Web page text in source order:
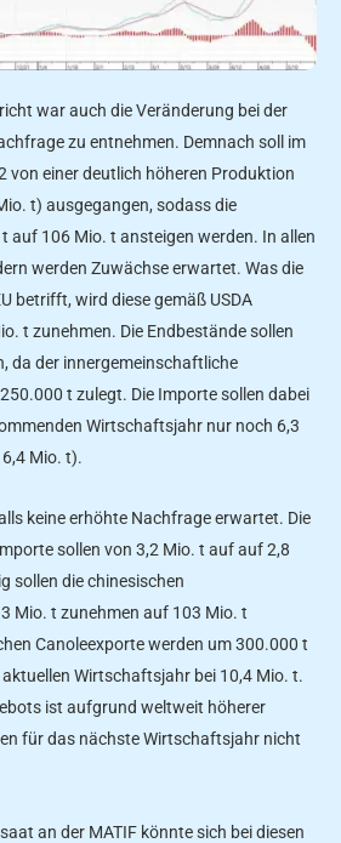
war auch die Veränderung bei der
zu entnehmen. Demnach soll im
einer deutlich höheren Produktion
t) ausgegangen, sodass die
auf 106 Mio. t ansteigen werden. In allen
werden Zuwächse erwartet. Was die
betrifft, wird diese gemäß USDA
t zunehmen. Die Endbestände sollen
da der innergemeinschaftliche
t zulegt. Die Importe sollen dabei
Wirtschaftsjahr nur noch 6,3
Mio. t).
keine erhöhte Nachfrage erwartet. Die
sollen von 3,2 Mio. t auf auf 2,8
sollen die chinesischen
Mio. t zunehmen auf 103 Mio. t
Canoleexporte werden um 300.000 t
Wirtschaftsjahr bei 10,4 Mio. t.
ist aufgrund weltweit höherer
für das nächste Wirtschaftsjahr nicht
an der MATIF könnte sich bei diesen